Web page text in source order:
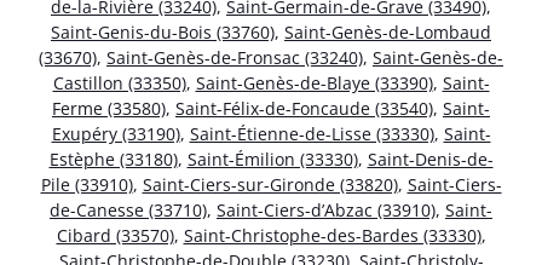
de-la-Rivière (33240), Saint-Germain-de-Grave (33490),
Saint-Genis-du-Bois (33760), Saint-Genès-de-Lombaud
(33670), Saint-Genès-de-Fronsac (33240), Saint-Genès-de-
Castillon (33350), Saint-Genès-de-Blaye (33390), Saint-
Ferme (33580), Saint-Félix-de-Foncaude (33540), Saint-
Exupéry (33190), Saint-Étienne-de-Lisse (33330), Saint-
Estèphe (33180), Saint-Émilion (33330), Saint-Denis-de-
Pile (33910), Saint-Ciers-sur-Gironde (33820), Saint-Ciers-
de-Canesse (33710), Saint-Ciers-d’Abzac (33910), Saint-
Cibard (33570), Saint-Christophe-des-Bardes (33330),